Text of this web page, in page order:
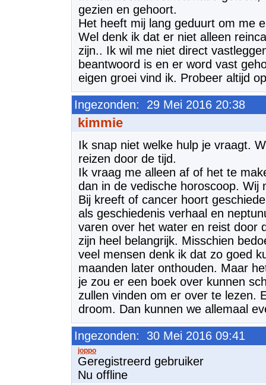
gezien en gehoort.
Het heeft mij lang geduurt om me
Wel denk ik dat er niet alleen
zijn.. Ik wil me niet direct
beantwoord is en er word vast
eigen groei vind ik. Probeer altijd
Ingezonden: 29 Mei 2016 20:38
kimmie
Ik snap niet welke hulp je vraagt.
reizen door de tijd.
Ik vraag me alleen af of het te
dan in de vedische horoscoop. Wij
Bij kreeft of cancer hoort
als geschiedenis verhaal en
varen over het water en reist door
zijn heel belangrijk. Misschien
veel mensen denk ik dat zo goed
maanden later onthouden. Maar
je zou er een boek over kunnen
zullen vinden om er over te lezen.
droom. Dan kunnen we allemaal
Ingezonden: 30 Mei 2016 09:41
Geregistreerd gebruiker
Nu offline